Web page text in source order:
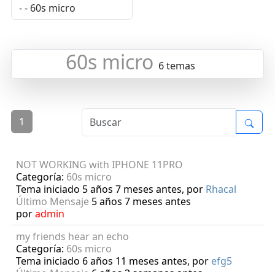
60s micro 6 temas
1
NOT WORKING with IPHONE 11PRO
Categoría: 60s micro
Tema iniciado 5 años 7 meses antes, por Rhacal
Último Mensaje 5 años 7 meses antes
poradmin
my friends hear an echo
Categoría: 60s micro
Tema iniciado 6 años 11 meses antes, por efg5